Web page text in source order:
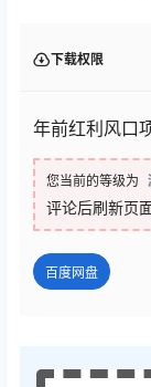
下载权限
年前红利风口
您当前的等级为
评论后刷新页
百度网盘